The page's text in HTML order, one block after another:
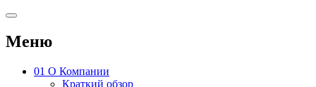
Меню
01 О Компании
Краткий обзор